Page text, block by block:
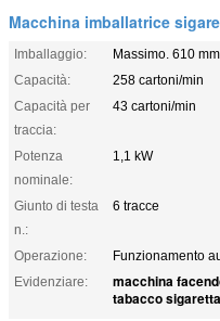
Macchina imballatrice
Imballaggio:
Massimo. 610
Capacità:
258 cartoni/min
Capacità per
traccia:
43 cartoni/min
Potenza
nominale:
1,1 kW
Giunto di testa
n.:
6 tracce
Operazione:
Funzionamento
Evidenziare:
macchina
tabacco